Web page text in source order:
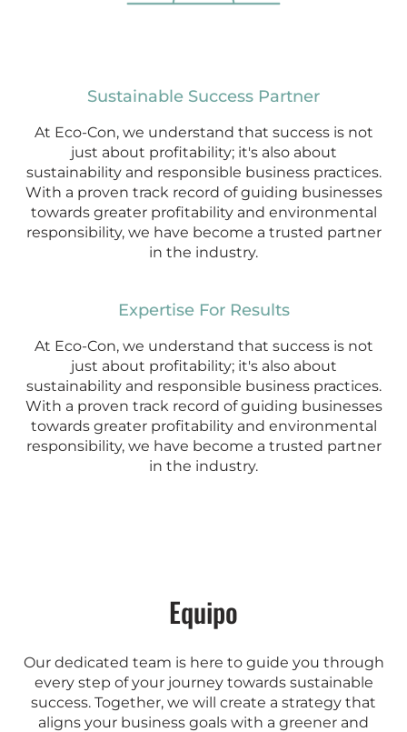
Sustainable Success Partner
At Eco-Con, we understand that success is not
just about profitability; it's also about
sustainability and responsible business practices.
With a proven track record of guiding businesses
towards greater profitability and environmental
responsibility, we have become a trusted partner
in the industry.
Expertise For Results
At Eco-Con, we understand that success is not
just about profitability; it's also about
sustainability and responsible business practices.
With a proven track record of guiding businesses
towards greater profitability and environmental
responsibility, we have become a trusted partner
in the industry.
Equipo
Our dedicated team is here to guide you through
every step of your journey towards sustainable
success. Together, we will create a strategy that
aligns your business goals with a greener and